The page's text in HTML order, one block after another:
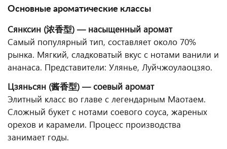
Основные ароматические классы
Сянксин (浓香型) — насыщенный аромат
Самый популярный тип, составляет около 70%
рынка. Мягкий, сладковатый вкус с нотами ванили и
ананаса. Представители: Улянье, Луйчжоулаоцзяо.
Цзяньсян (酱香型) — соевый аромат
Элитный класс во главе с легендарным Маотаем.
Сложный букет с нотами соевого соуса, жареных
орехов и карамели. Процесс производства
занимает годы.